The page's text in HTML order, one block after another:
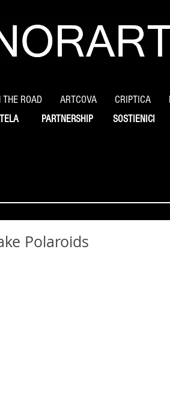
THE ROAD ARTCOVA CRIPTICA
PARTNERSHIP SOSTIENICI
Polaroids